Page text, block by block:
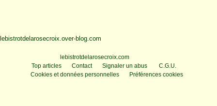
lebistrotdelarosecroix.over-blog.com
lebistrotdelarosecroix.com
Top articles
Contact Signaler un abus
C.G.U.
Cookies et données personnelles
Préférences cookies